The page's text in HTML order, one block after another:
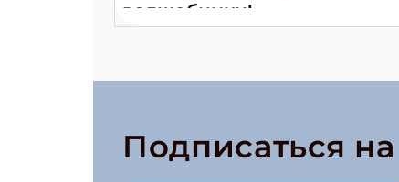
волшебники!»
Подписаться